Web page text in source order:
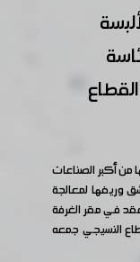
من أكبر الصناعات
وريفها لمعالجة
في مقر الغرفة
النسيجي جمعه